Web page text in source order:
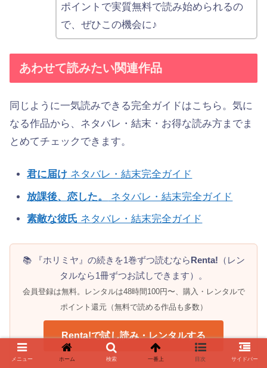
ポイントで実質無料で読み始められるの
で、ぜひこの機会に♪
あわせて読みたい関連作品
同じように一気読みできる完全ガイドはこちら。気に
なる作品から、ネタバレ・結末・お得な読み方までま
とめてチェックできます。
君に届け ネタバレ・結末完全ガイド
放課後、恋した。
ネタバレ・結末完全ガイド
素敵な彼氏 ネタバレ・結末完全ガイド
📚 『ホリミヤ』の続きを1巻ずつ読むなら Renta! （レン
タルなら1冊ずつお試しできます）。
会員登録は無料。レンタルは48時間100円〜、購入・レンタルで
ポイント還元（無料で読める作品も多数）
Renta!で試し読み・レンタルする
メニュー ホーム 検索 一番上 目次 サイドバー